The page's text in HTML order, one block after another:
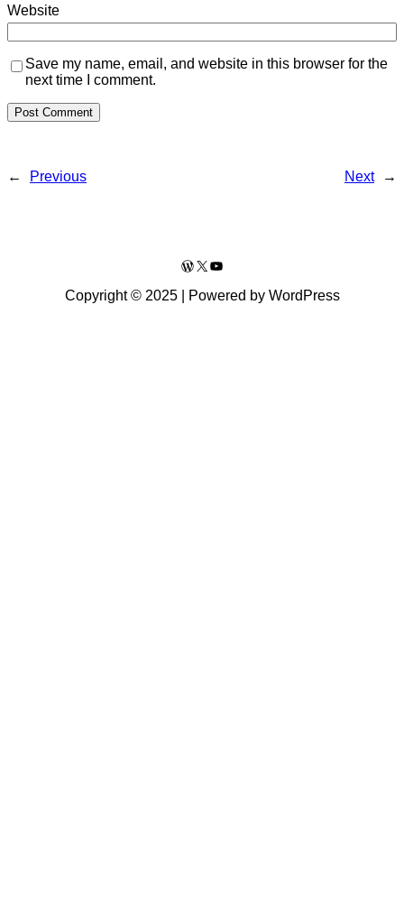
Website
Save my name, email, and website in this browser for the
next time I comment.
← Previous Next →
WordPress
X YouTube
Copyright © 2025 | Powered by WordPress